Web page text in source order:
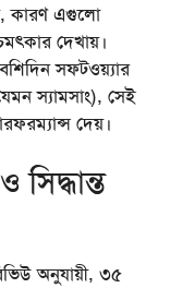
কারণ এগুলো
দেখায়।
সফটওয়্যার
স্যামসাং), সেই
দেয়।
অনুযায়ী, ৩৫